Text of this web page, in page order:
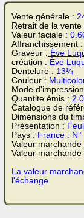
Vente générale :
Retrait de la
Valeur faciale :
Affranchissement
Graveur : Ève
création : Ève
Dentelure : 13¼
Couleur :
Mode
Quantite émis :
Catalogue de
Dimensions du
Présentation :
Pays : France :
Valeur
Valeur
La valeur
l'échange